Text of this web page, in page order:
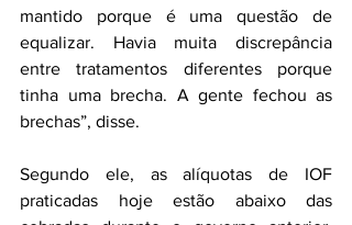
mantido porque é uma questão de
equalizar. Havia muita discrepância
entre tratamentos diferentes porque
tinha uma brecha. A gente fechou as
brechas”, disse.
Segundo ele, as alíquotas de IOF
praticadas hoje estão abaixo das